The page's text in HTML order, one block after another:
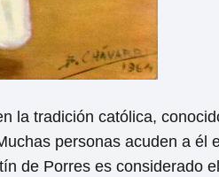
la tradición católica,
personas acuden a él
de Porres es considerado